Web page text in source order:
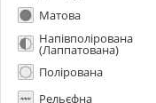
CASALGRANDE PADANA
CAVALLI(0)
Синій
Фіолетовий
Матова
Напівполірована
(Лаппатована)
Полірована
Рельєфна